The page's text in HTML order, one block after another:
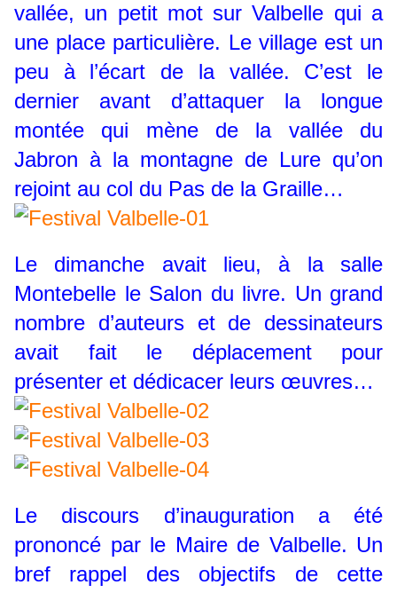
vallée, un petit mot sur Valbelle qui a
une place particulière. Le village est un
peu à l’écart de la vallée. C’est le
dernier avant d’attaquer la longue
montée qui mène de la vallée du
Jabron à la montagne de Lure qu’on
rejoint au col du Pas de la Graille…
Le dimanche avait lieu, à la salle
Montebelle le Salon du livre. Un grand
nombre d’auteurs et de dessinateurs
avait fait le déplacement pour
présenter et dédicacer leurs œuvres…
Le discours d’inauguration a été
prononcé par le Maire de Valbelle. Un
bref rappel des objectifs de cette